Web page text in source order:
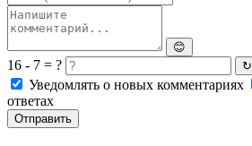
😊
16 - 7 = ? ↻
Уведомлять о новых комментариях
ответах
Отправить